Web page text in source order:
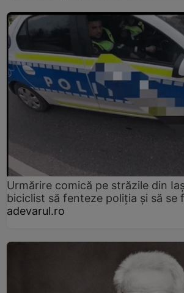
Urmărire comică pe străzile din
biciclist să fenteze poliția și să se
adevarul.ro